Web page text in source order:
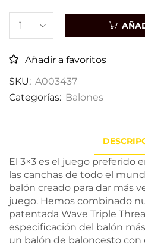
Añadir a favoritos
SKU: A003437
Categorías: Balones
El 3×3 es el juego preferido
las canchas de todo el
balón creado para dar más
juego. Hemos combinado
patentada Wave Triple
especificación del balón
un balón de baloncesto con